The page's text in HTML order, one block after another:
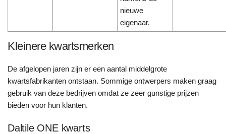
nieuwe
eigenaar.
Kleinere kwartsmerken
De afgelopen jaren zijn er een aantal middelgrote
kwartsfabrikanten ontstaan. Sommige ontwerpers maken graag
gebruik van deze bedrijven omdat ze zeer gunstige prijzen
bieden voor hun klanten.
Daltile ONE kwarts